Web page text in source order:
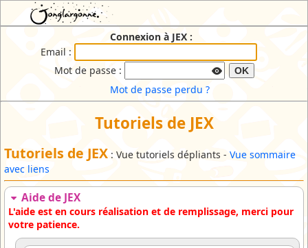
JEX : Jonglargonne EXtranet
Connexion à JEX :
Email :
Mot de passe :
OK
Mot de passe perdu ?
Tutoriels de JEX
Tutoriels de JEX : Vue tutoriels dépliants - Vue sommaire
avec liens
Aide de JEX
L'aide est en cours réalisation et de remplissage, merci pour
votre patience.